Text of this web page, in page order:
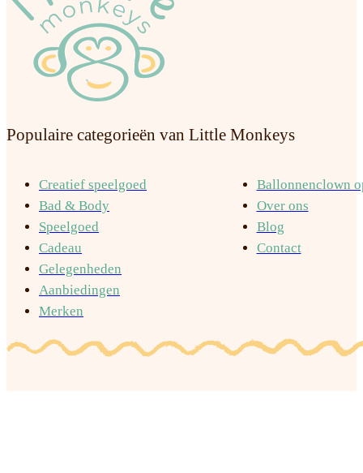
Populaire categorieën van Little Monkeys
Creatief speelgoed
Bad & Body
Speelgoed
Cadeau
Gelegenheden
Aanbiedingen
Merken
Ballonnenclown
Over ons
Blog
Contact